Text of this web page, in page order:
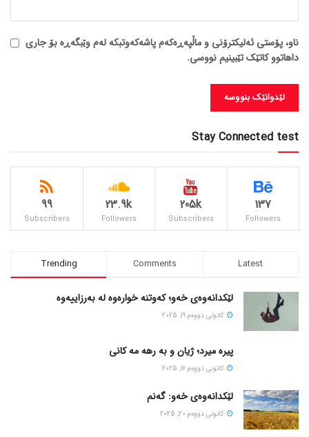
ناو، پۆستی ئەلیکترۆنی و ماڵپەڕەکەم پاشەکەوتبکە لەم وێبگەڕە بۆ جاری
داهاتوو کاتێک تێبینیم نووسی.
Stay Connected test
137
Followers
205k
Subscribers
23.9k
Followers
99
Subscribers
Trending Comments Latest
لێکدانەوەی خەو؛ کەوتنە خوارەوە لە بەرزاییەوە
كانونی دووه‌م 19, 2025
پیره میرد؛ ژیان و به رهه مه کانی
كانونی دووه‌م 16, 2025
لێکدانەوەی خەو: گەنم
كانونی دووه‌م 20, 2025